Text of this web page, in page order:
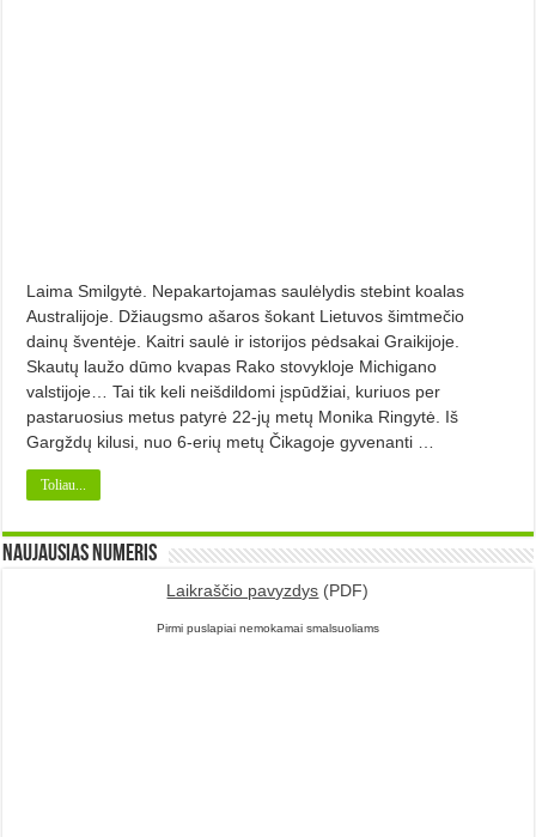
Laima Smilgytė. Nepakartojamas saulėlydis stebint koalas
Australijoje. Džiaugsmo ašaros šokant Lietuvos šimtmečio
dainų šventėje. Kaitri saulė ir istorijos pėdsakai Graikijoje.
Skautų laužo dūmo kvapas Rako stovykloje Michi­gano
valstijoje… Tai tik keli neišdildomi įspūdžiai, kuriuos per
pastaruo­sius metus patyrė 22-jų metų Mo­nika Ringytė. Iš
Gargždų kilusi, nuo 6-erių metų Čikagoje gyvenanti …
Toliau...
Naujausias numeris
Laikraščio pavyzdys (PDF)
Pirmi puslapiai nemokamai smalsuoliams